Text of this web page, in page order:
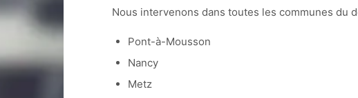
Nous intervenons dans toutes les communes
Pont-à-Mousson
Nancy
Metz